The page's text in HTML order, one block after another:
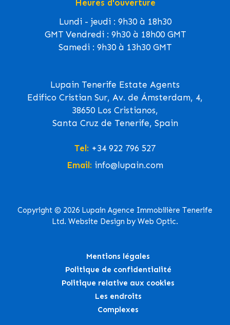
Heures d'ouverture
Lundi - jeudi : 9h30 à 18h30
GMT Vendredi : 9h30 à 18h00 GMT
Samedi : 9h30 à 13h30 GMT
Lupain Tenerife Estate Agents
Edifico Cristian Sur, Av. de Ámsterdam, 4,
38650 Los Cristianos,
Santa Cruz de Tenerife, Spain
Tel: +34 922 796 527
Email: info@lupain.com
Copyright © 2026 Lupain Agence Immobilière Tenerife
Ltd. Website Design by Web Optic.
Mentions légales
Politique de confidentialité
Politique relative aux cookies
Les endroits
Complexes